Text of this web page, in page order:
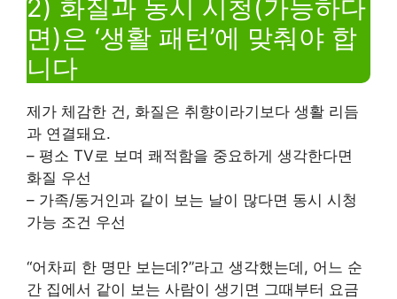
2) 화질과 동시 시청(가능하다
면)은 ‘생활 패턴’에 맞춰야 합
니다
제가 체감한 건, 화질은 취향이라기보다 생활 리듬
과 연결돼요.
– 평소 TV로 보며 쾌적함을 중요하게 생각한다면
화질 우선
– 가족/동거인과 같이 보는 날이 많다면 동시 시청
가능 조건 우선
“어차피 한 명만 보는데?”라고 생각했는데, 어느 순
간 집에서 같이 보는 사람이 생기면 그때부터 요금